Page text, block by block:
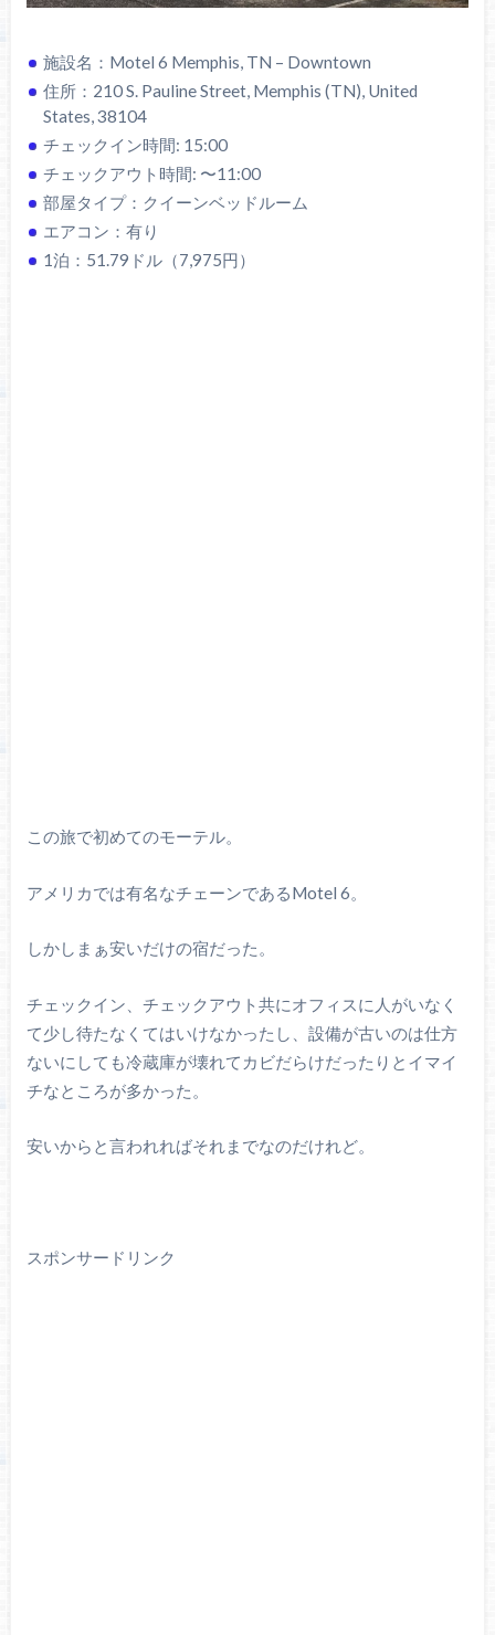
施設名：Motel 6 Memphis, TN – Downtown
住所：210 S. Pauline Street, Memphis (TN), United
States, 38104
チェックイン時間: 15:00
チェックアウト時間: 〜11:00
部屋タイプ：クイーンベッドルーム
エアコン：有り
1泊：51.79ドル（7,975円）
この旅で初めてのモーテル。
アメリカでは有名なチェーンであるMotel 6。
しかしまぁ安いだけの宿だった。
チェックイン、チェックアウト共にオフィスに人がいなく
て少し待たなくてはいけなかったし、設備が古いのは仕方
ないにしても冷蔵庫が壊れてカビだらけだったりとイマイ
チなところが多かった。
安いからと言われればそれまでなのだけれど。
スポンサードリンク